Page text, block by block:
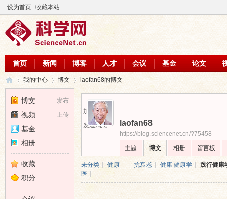
设为首页 收藏本站
首页 新闻 博客 人才 会议 基金 论文
›
我的中心 博文 laofan68的博文
加为好友
发送消息
laofan68
https://blog.sciencenet.cn/?75458
主题
博文 相册 留言板
未分类 健康 抗衰老 健康 健康学
践行健康
医
发布
博文
上传
视频
基金
相册
收藏
积分